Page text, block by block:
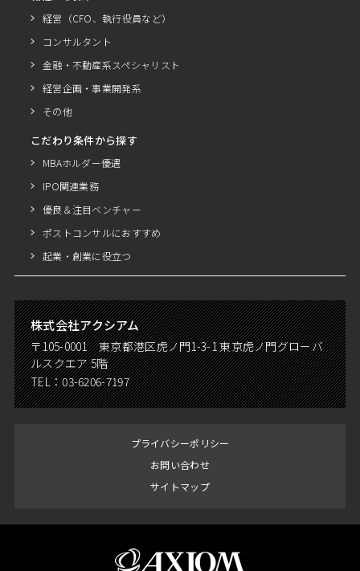
経営（CFO、執行役員など）
コンサルタント
金融・不動産系スペシャリスト
経営企画・事業開発系
その他
こだわり条件から探す
MBAホルダー優遇
IPO関連業務
優良＆注目ベンチャー
ポストコンサルにおすすめ
起業・創業に役立つ
株式会社アクシアム
〒105-0001 東京都港区虎ノ門1-3-1 東京虎ノ門グローバ
ルスクエア 5階
TEL：03-6206-7197
プライバシーポリシー
お問い合わせ
サイトマップ